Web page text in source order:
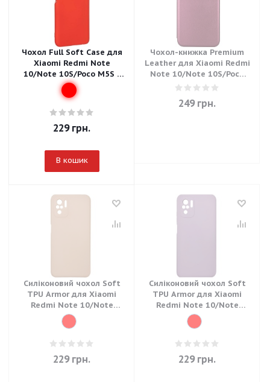
Чохол Full Soft Case для
Xiaomi Redmi Note
10/Note 10S/Poco M5S -
Red
229грн.
В кошик
Чохол-книжка Premium
Leather для Xiaomi Redmi
Note 10/Note 10S/Poco
M5S (Бордовий)
249грн.
Силіконовий чохол Soft
TPU Armor для Xiaomi
Redmi Note 10/Note
10S/Poco M5S - Pink Sand
229грн.
Силіконовий чохол Soft
TPU Armor для Xiaomi
Redmi Note 10/Note
10S/Poco M5S - Light
Violet
229грн.